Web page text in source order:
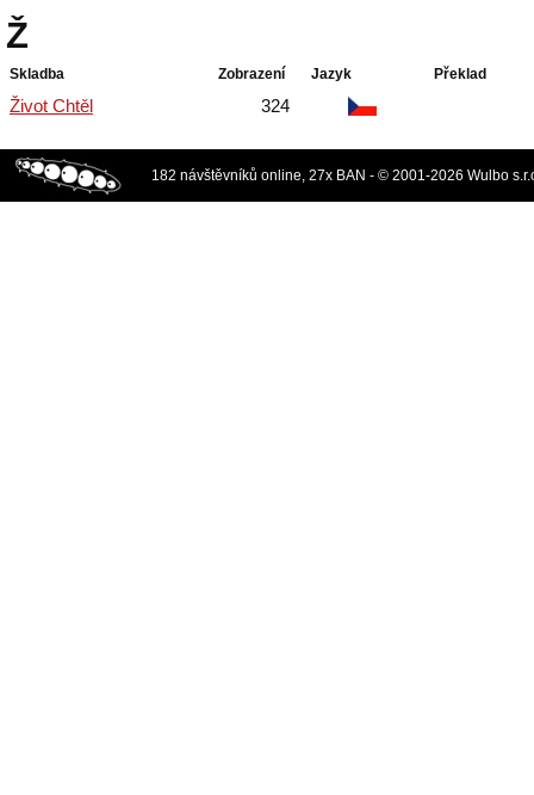
Ž
Skladba Zobrazení Jazyk Překlad
Život Chtěl 324
182 návštěvníků online, 27x BAN - © 2001-2026 Wulbo